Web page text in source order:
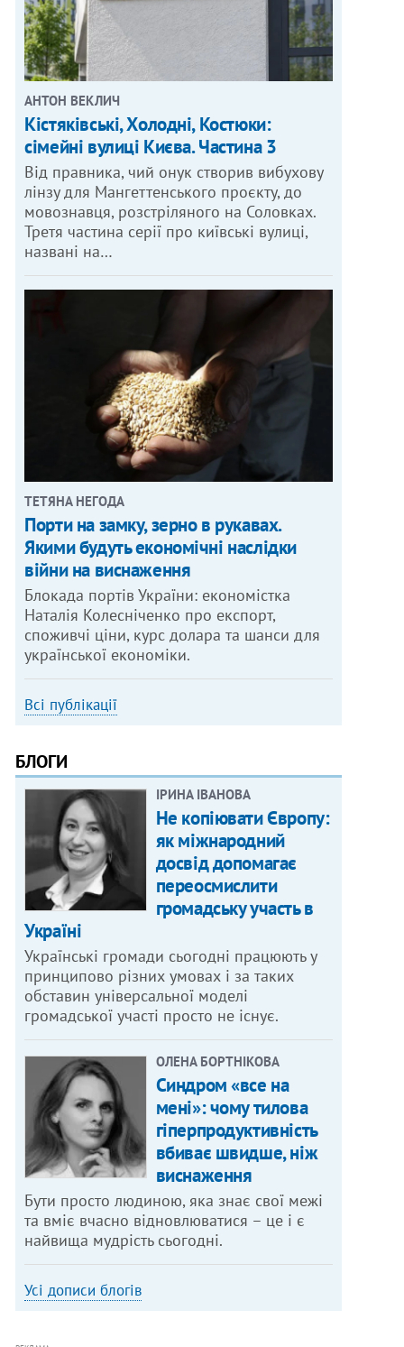
АНТОН ВЕКЛИЧ
Кістяківські, Холодні, Костюки:
сімейні вулиці Києва. Частина 3
Від правника, чий онук створив вибухову
лінзу для Мангеттенського проєкту, до
мовознавця, розстріляного на Соловках.
Третя частина серії про київські вулиці,
названі на…
ТЕТЯНА НЕГОДА
Порти на замку, зерно в рукавах.
Якими будуть економічні наслідки
війни на виснаження
Блокада портів України: економістка
Наталія Колесніченко про експорт,
споживчі ціни, курс долара та шанси для
української економіки.
Всі публікації
БЛОГИ
ІРИНА ІВАНОВА
Не копіювати Європу:
як міжнародний
досвід допомагає
переосмислити
громадську участь в
Україні
Українські громади сьогодні працюють у
принципово різних умовах і за таких
обставин універсальної моделі
громадської участі просто не існує.
ОЛЕНА БОРТНІКОВА
Синдром «все на
мені»: чому тилова
гіперпродуктивність
вбиває швидше, ніж
виснаження
Бути просто людиною, яка знає свої межі
та вміє вчасно відновлюватися – це і є
найвища мудрість сьогодні.
Усі дописи блогів